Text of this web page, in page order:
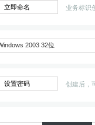
立即命名 业务标识
设置密码 创建后，